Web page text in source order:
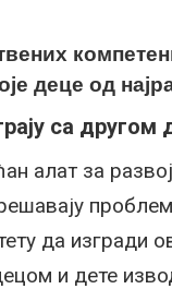
деце од
са другом
алат за
да изгради
и дете